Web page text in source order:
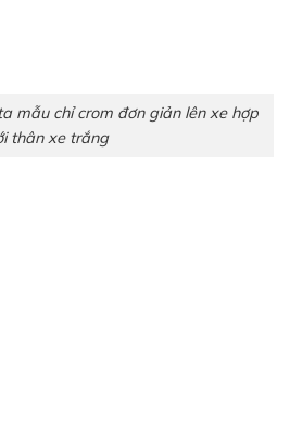
mẫu chỉ crom đơn giản lên xe hợp
thân xe trắng